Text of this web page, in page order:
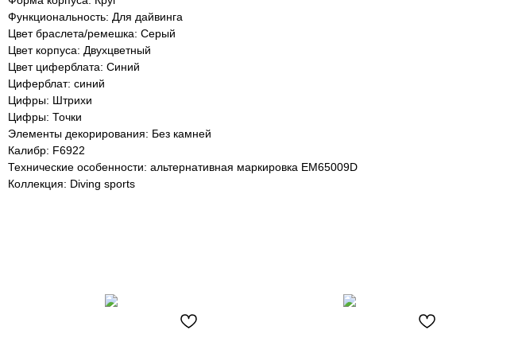
Функциональность: Для дайвинга
Цвет браслета/ремешка: Серый
Цвет корпуса: Двухцветный
Цвет циферблата: Синий
Циферблат: синий
Цифры: Штрихи
Цифры: Точки
Элементы декорирования: Без камней
Калибр: F6922
Технические особенности: альтернативная маркировка EM65009D
Коллекция: Diving sports